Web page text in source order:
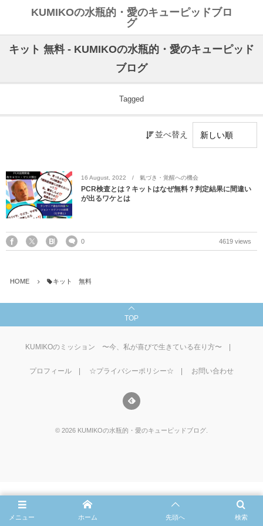
KUMIKOの水瓶的・愛のキューピッドブロ
グ
キット 無料 - KUMIKOの水瓶的・愛のキューピッド
ブログ
Tagged
並べ替え
16 August 2022 氣づき・覚醒への機会
PCR検査とは？キットはなぜ無料？判定結果に間違い
が出るワケとは
0 4619 views
HOME キット 無料
TOP
KUMIKOのミッション 〜今、私が喜びで生きている在り方〜
プロフィール ☆プライバシーポリシー☆ お問い合わせ
© 2026 KUMIKOの水瓶的・愛のキューピッドブログ
メニュー 検索
ホーム 先頭へ